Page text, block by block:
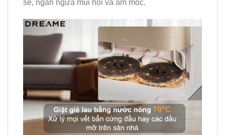
sẽ, ngăn ngừa mùi hôi và ẩm mốc.